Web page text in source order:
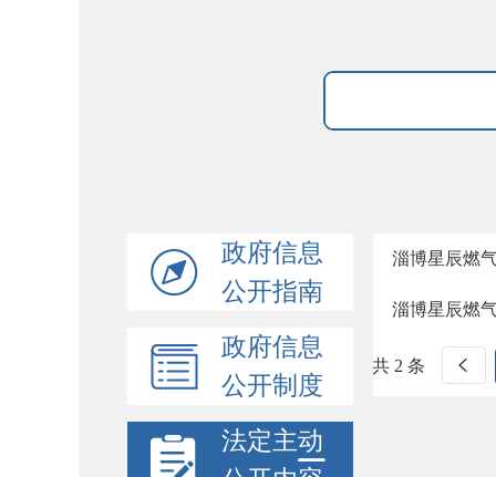
政府信息
公开指南
政府信息
公开制度
法定主动
淄博星辰燃
淄博星辰燃
共 2 条